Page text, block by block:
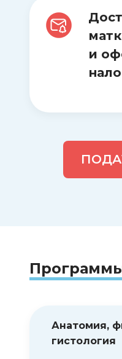
Мерч для
Онлайн-
и
Анатомия,
гистология